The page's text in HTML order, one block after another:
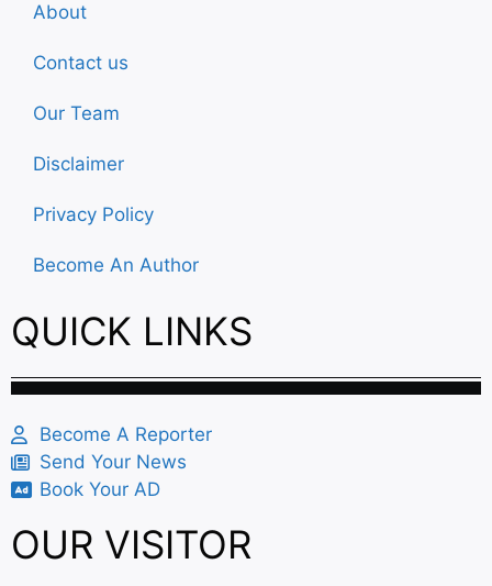
About
Contact us
Our Team
Disclaimer
Privacy Policy
Become An Author
QUICK LINKS
Become A Reporter
Send Your News
Book Your AD
OUR VISITOR